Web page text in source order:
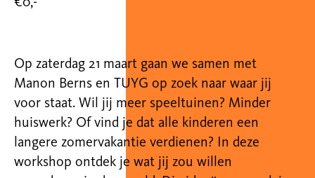
€0,-
Op zaterdag 21 maart gaan we samen met
Manon Berns en TUYG op zoek naar waar jij
voor staat. Wil jij meer speeltuinen? Minder
huiswerk? Of vind je dat alle kinderen een
langere zomervakantie verdienen? In deze
workshop ontdek je wat jij zou willen